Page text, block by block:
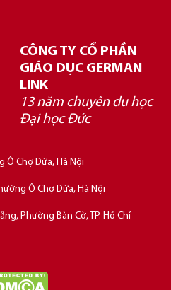
CÔNG TY CỔ PHẦN
GIÁO DỤC GERMAN
LINK
13 năm chuyên du học
Đại học Đức
Ô Chợ Dừa, Hà Nội
Ô Chợ Dừa, Hà Nội
Phường Bàn Cờ, TP. Hồ Chí